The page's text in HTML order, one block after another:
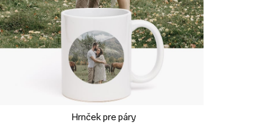
Hrnček pre páry